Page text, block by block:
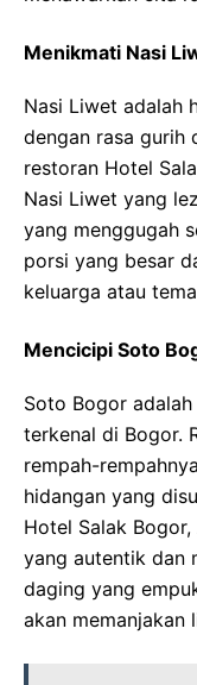
Menikmati Nasi
Nasi Liwet adalah
dengan rasa gurih
restoran Hotel
Nasi Liwet yang
yang menggugah
porsi yang besar
keluarga atau
Mencicipi Soto
Soto Bogor
terkenal di Bogor.
rempah-
hidangan yang
Hotel Salak
yang autentik dan
daging yang
akan memanjakan